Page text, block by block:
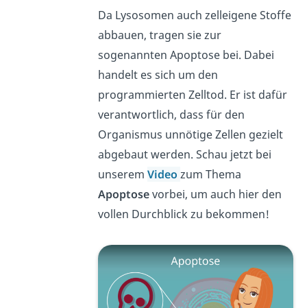
Da Lysosomen auch zelleigene Stoffe
abbauen, tragen sie zur
sogenannten Apoptose bei. Dabei
handelt es sich um den
programmierten Zelltod. Er ist dafür
verantwortlich, dass für den
Organismus unnötige Zellen gezielt
abgebaut werden. Schau jetzt bei
unseremVideozum Thema
Apoptosevorbei, um auch hier den
vollen Durchblick zu bekommen!